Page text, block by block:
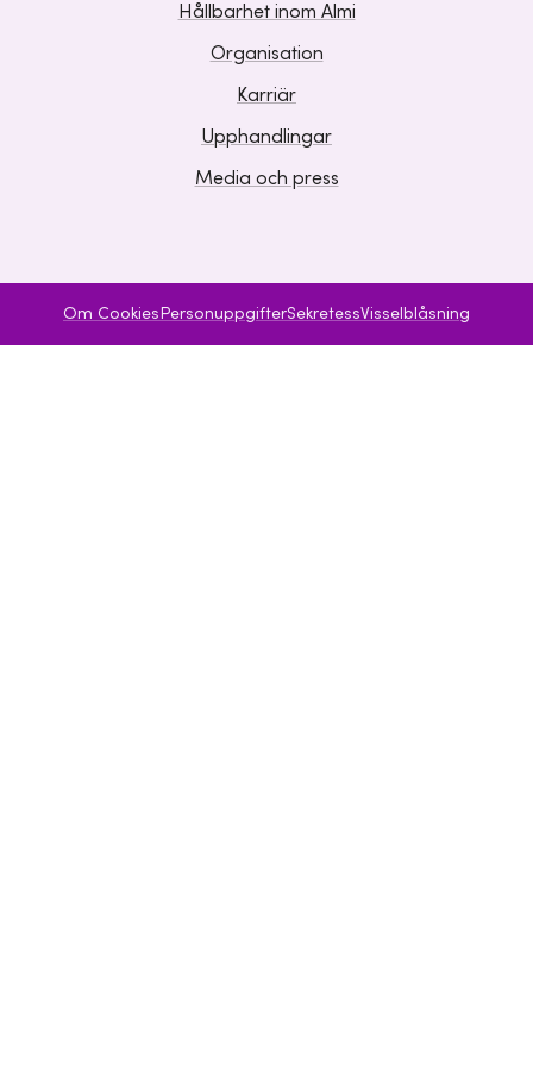
Hållbarhet inom Almi
Organisation
Karriär
Upphandlingar
Media och press
Om CookiesPersonuppgifterSekretessVisselblåsning